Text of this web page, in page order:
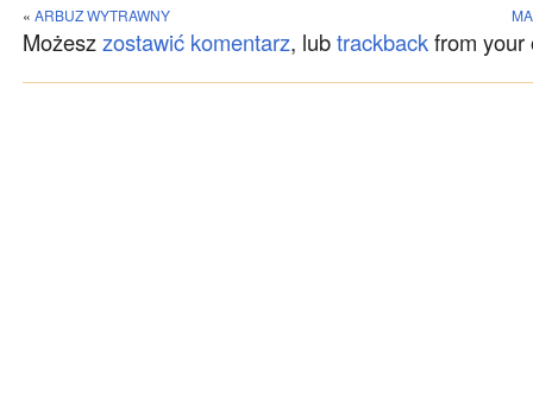
« ARBUZ WYTRAWNY
Możeszzostawić komentarz, lubtrackbackfrom your